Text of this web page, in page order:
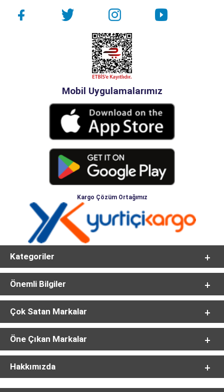
Mobil Uygulamalarımız
Kargo Çözüm Ortağımız
Kategoriler
Önemli Bilgiler
Çok Satan Markalar
Öne Çıkan Markalar
Hakkımızda